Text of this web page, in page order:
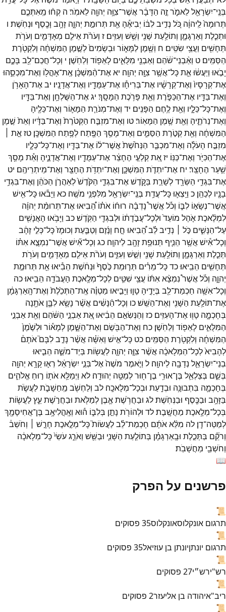
בְּנֵֽי־יִשְׂרָאֵ֖ללֵאמֹ֑רזֶ֣ה הַדָּבָ֔ראֲשֶׁר־צִוָּ֥ה יְהוָ֖ה לֵאמֹֽר׃ ה קְח֨וּ מֵֽאִתְּכֶ֤ם
תְּרוּמָה֙לַֽיהוָ֔ה כֹּ֚ל נְדִ֣יבלִבּ֔וֹ יְבִיאֶ֕הָ אֵ֖ת תְּרוּמַ֣ת יְהוָ֑ה זָהָ֥ב וָכֶ֖סֶף וּנְחֹֽשֶׁת׃ ו
וּתְכֵ֧לֶת וְאַרְגָּמָ֛ן וְתוֹלַ֥עַת שָׁנִ֖י וְשֵׁ֥שׁ וְעִזִּֽים׃ ז וְעֹרֹ֨תאֵילִ֧ם מְאָדָּמִ֛ים וְעֹרֹ֥ת
תְּחָשִׁ֖ים וַעֲצֵ֥י שִׂטִּֽים׃ ח וְשֶׁ֖מֶן לַמָּא֑וֹר וּבְשָׂמִים֙לְשֶׁ֣מֶן הַמִּשְׁחָ֔ה וְלִקְטֹ֖רֶת
הַסַּמִּֽים׃ ט וְאַ֨בְנֵי־שֹׁ֔הַם וְאַבְנֵ֖י מִלֻּאִ֑ים לָאֵפ֖וֹד וְלַחֹֽשֶׁן׃ י וְכָל־חֲכַם־לֵ֖ב בָּכֶ֑ם
יָבֹ֣אוּ וְיַעֲשׂ֔וּאֵ֛תכָּל־אֲשֶׁ֥ר צִוָּ֖ה יְהוָֽה׃ יאאֶת־הַ֨מִּשְׁכָּ֔ן אֶֽת־אָהֳל֖וֹ וְאֶת־מִכְסֵ֑הוּ
אֶת־קְרָסָיו֙ וְאֶת־קְרָשָׁ֔יו אֶת־בְּרִיחָ֕ו אֶת־עַמֻּדָ֖יו וְאֶת־אֲדָנָֽיו׃ יבאֶת־הָאָרֹ֥ן
וְאֶת־בַּדָּ֖יו אֶת־הַכַּפֹּ֑רֶת וְאֵ֖ת פָּרֹ֥כֶת הַמָּסָֽךְ׃ יגאֶת־הַשֻּׁלְחָ֥ן וְאֶת־בַּדָּ֖יו
וְאֶת־כָּל־כֵּלָ֑יו וְאֵ֖תלֶ֥חֶם הַפָּנִֽים׃ יד וְאֶת־מְנֹרַ֧ת הַמָּא֛וֹר וְאֶת־כֵּלֶ֖יהָ
וְאֶת־נֵרֹתֶ֑יהָ וְאֵ֖ת שֶׁ֥מֶן הַמָּאֽוֹר׃טו וְאֶת־מִזְבַּ֤ח הַקְּטֹ֙רֶת֙ וְאֶת־בַּדָּ֔יו וְאֵת֙ שֶׁ֣מֶן
הַמִּשְׁחָ֔ה וְאֵ֖תקְטֹ֣רֶת הַסַּמִּ֑ים וְאֶת־מָסַ֥ךְ הַפֶּ֖תַח לְפֶ֥תַח הַמִּשְׁכָּֽן׃ טזאֵ֣ת ׀
מִזְבַּ֣ח הָעֹלָ֗ה וְאֶת־מִכְבַּ֤ר הַנְּחֹ֙שֶׁת֙אֲשֶׁר־ל֔וֹ אֶת־בַּדָּ֖יו וְאֶת־כָּל־כֵּלָ֑יו
אֶת־הַכִּיֹּ֖ר וְאֶת־כַּנּֽוֹ׃ יזאֵ֚תקַלְעֵ֣י הֶחָצֵ֔ראֶת־עַמֻּדָ֖יו וְאֶת־אֲדָנֶ֑יהָ וְאֵ֕ת מָסַ֖ךְ
שַׁ֥עַר הֶחָצֵֽר׃ יח אֶת־יִתְדֹ֧ת הַמִּשְׁכָּ֛ן וְאֶת־יִתְדֹ֥ת הֶחָצֵ֖ר וְאֶת־מֵיתְרֵיהֶֽם׃ יט
אֶת־בִּגְדֵ֥י הַשְּׂרָ֖דלְשָׁרֵ֣ת בַּקֹּ֑דֶשׁאֶת־בִּגְדֵ֤י הַקֹּ֙דֶשׁ֙לְאַהֲרֹ֣ן הַכֹּהֵ֔ן וְאֶת־בִּגְדֵ֥י
בָנָ֖יו לְכַהֵֽן׃ כ וַיֵּֽצְא֛וּכָּל־עֲדַ֥ת בְּנֵֽי־יִשְׂרָאֵ֖ל מִלִּפְנֵ֥י מֹשֶֽׁה׃ כא וַיָּבֹ֕אוּכָּל־אִ֖ישׁ
אֲשֶׁר־נְשָׂא֣וֹ לִבּ֑וֹ וְכֹ֡לאֲשֶׁר֩ נָדְבָ֨ה רוּח֜וֹ אֹת֗וֹ הֵ֠בִיאוּאֶת־תְּרוּמַ֨ת יְהוָ֜ה
לִמְלֶ֨אכֶתאֹ֤הֶל מוֹעֵד֙ וּלְכָל־עֲבֹ֣דָת֔וֹ וּלְבִגְדֵ֖י הַקֹּֽדֶשׁ׃כב וַיָּבֹ֥אוּ הָאֲנָשִׁ֖ים
עַל־הַנָּשִׁ֑ים כֹּ֣ל ׀ נְדִ֣יבלֵ֗בהֵ֠בִיאוּ חָ֣ח וָנֶ֜זֶם וְטַבַּ֤עַת וְכוּמָז֙כָּל־כְּלִ֣י זָהָ֔ב
וְכָל־אִ֕ישׁאֲשֶׁ֥ר הֵנִ֛יף תְּנוּפַ֥תזָהָ֖בלַיהוָֽה׃ כג וְכָל־אִ֞ישׁאֲשֶׁר־נִמְצָ֣אאִתּ֗וֹ
תְּכֵ֧לֶת וְאַרְגָּמָ֛ן וְתוֹלַ֥עַת שָׁנִ֖י וְשֵׁ֣שׁ וְעִזִּ֑ים וְעֹרֹ֨תאֵילִ֧ם מְאָדָּמִ֛ים וְעֹרֹ֥ת
תְּחָשִׁ֖ים הֵבִֽיאוּ׃כדכָּל־מֵרִ֗ים תְּר֤וּמַתכֶּ֙סֶף֙ וּנְחֹ֔שֶׁת הֵבִ֕יאוּאֵ֖ת תְּרוּמַ֣ת
יְהוָ֑ה וְכֹ֡לאֲשֶׁר֩ נִמְצָ֨אאִתּ֜וֹ עֲצֵ֥י שִׁטִּ֛ים לְכָל־מְלֶ֥אכֶת הָעֲבֹדָ֖ה הֵבִֽיאוּ׃כה
וְכָל־אִשָּׁ֥ה חַכְמַת־לֵ֖ב בְּיָדֶ֣יהָ טָו֑וּ וַיָּבִ֣יאוּ מַטְוֶ֗ה אֶֽת־הַתְּכֵ֙לֶת֙ וְאֶת־הָֽאַרְגָּמָ֔ן
אֶת־תּוֹלַ֥עַת הַשָּׁנִ֖י וְאֶת־הַשֵּֽׁשׁ׃כו וְכָל־הַ֨נָּשִׁ֔ים אֲשֶׁ֨ר נָשָׂ֥אלִבָּ֛ן אֹתָ֖נָה
בְּחָכְמָ֑ה טָו֖וּאֶת־הָעִזִּֽים׃ כז וְהַנְּשִׂאִ֣ם הֵבִ֔יאוּאֵ֚תאַבְנֵ֣י הַשֹּׁ֔הַם וְאֵ֖תאַבְנֵ֣י
הַמִּלֻּאִ֑ים לָאֵפ֖וֹד וְלַחֹֽשֶׁן׃ כח וְאֶת־הַבֹּ֖שֶׂם וְאֶת־הַשָּׁ֑מֶן לְמָא֕וֹר וּלְשֶׁ֙מֶן֙
הַמִּשְׁחָ֔ה וְלִקְטֹ֖רֶת הַסַּמִּֽים׃ כט כָּל־אִ֣ישׁ וְאִשָּׁ֗ה אֲשֶׁ֨ר נָדַ֣בלִבָּם֮אֹתָם֒
לְהָבִיא֙לְכָל־הַמְּלָאכָ֔ה אֲשֶׁ֨ר צִוָּ֧ה יְהוָ֛ה לַעֲשׂ֖וֹת בְּיַד־מֹשֶׁ֑ה הֵבִ֧יאוּ
בְנֵי־יִשְׂרָאֵ֛ל נְדָבָ֖ה לַיהוָֽה׃ ל וַיֹּ֤אמֶר מֹשֶׁה֙אֶל־בְּנֵ֣י יִשְׂרָאֵ֔ל רְא֛וּקָרָ֥א יְהוָ֖ה
בְּשֵׁ֑ם בְּצַלְאֵ֛ל בֶּן־אוּרִ֥י בֶן־ח֖וּרלְמַטֵּ֥ה יְהוּדָֽה׃ לא וַיְמַלֵּ֥אאֹת֖וֹ ר֣וּחַ אֱלֹהִ֑ים
בְּחָכְמָ֛ה בִּתְבוּנָ֥ה וּבְדַ֖עַת וּבְכָל־מְלָאכָֽה׃ לב וְלַחְשֹׁ֖ב מַֽחַשָׁבֹ֑תלַעֲשֹׂ֛ת
בַּזָּהָ֥ב וּבַכֶּ֖סֶף וּבַנְּחֹֽשֶׁת׃לג וּבַחֲרֹ֥שֶׁתאֶ֛בֶן לְמַלֹּ֖את וּבַחֲרֹ֣שֶׁתעֵ֑ץלַעֲשׂ֖וֹת
בְּכָל־מְלֶ֥אכֶת מַחֲשָֽׁבֶת׃לד וּלְהוֹרֹ֖ת נָתַ֣ן בְּלִבּ֑וֹ ה֕וּא וְאָֽהֳלִיאָ֥ב בֶּן־אֲחִיסָמָ֖ךְ
לְמַטֵּה־דָֽן׃ לה מִלֵּ֨אאֹתָ֜ם חָכְמַת־לֵ֗בלַעֲשׂוֹת֮כָּל־מְלֶ֣אכֶת חָרָ֣שׁ ׀
וְחֹשֵׁב֒
וְרֹקֵ֞ם בַּתְּכֵ֣לֶת וּבָֽאַרְגָּמָ֗ן בְּתוֹלַ֧עַת הַשָּׁנִ֛י וּבַשֵּׁ֖שׁ וְאֹרֵ֑געֹשֵׂי֙כָּל־מְלָאכָ֔ה
וְחֹשְׁבֵ֖י מַחֲשָׁבֹֽת׃
📖
פרשנים על הפרק
📜
תרגום אונקלוסאונקלוס35 פסוקים
📜
תרגום יונתןיונתן בן עוזיאל35 פסוקים
📜
רש"ירש״י27 פסוקים
📜
ריב"איהודה בן אליעזר2 פסוקים
📜